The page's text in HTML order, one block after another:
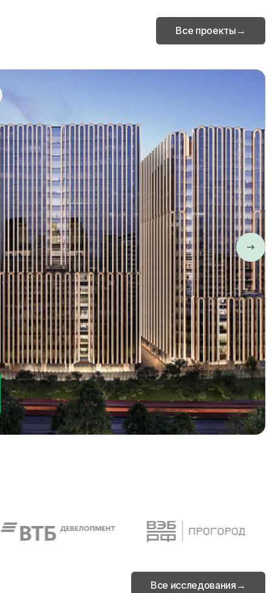
→
→
Услуги Property
Management для
коммерческой
недвижимости
→
→
Комплексное
управление
эксплуатацией объектов
недвижимости
→
Все проекты →
Все исследования →